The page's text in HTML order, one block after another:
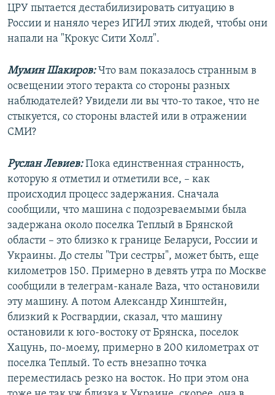
ЦРУ пытается дестабилизировать ситуацию в
России и наняло через ИГИЛ этих людей, чтобы они
напали на "Крокус Сити Холл".
Мумин Шакиров:Что вам показалось странным в
освещении этого теракта со стороны разных
наблюдателей? Увидели ли вы что-то такое, что не
стыкуется, со стороны властей или в отражении
СМИ?
Руслан Левиев:Пока единственная странность,
которую я отметил и отметили все, – как
происходил процесс задержания. Сначала
сообщили, что машина с подозреваемыми была
задержана около поселка Теплый в Брянской
области – это близко к границе Беларуси, России и
Украины. До стелы "Три сестры", может быть, еще
километров 150. Примерно в девять утра по Москве
сообщили в телеграм-канале Baza, что остановили
эту машину. А потом Александр Хинштейн,
близкий к Росгвардии, сказал, что машину
остановили к юго-востоку от Брянска, поселок
Хацунь, по-моему, примерно в 200 километрах от
поселка Теплый. То есть внезапно точка
переместилась резко на восток. Но при этом она